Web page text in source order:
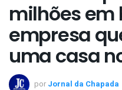
milhões em
empresa
uma casa
por Jornal da Chapada